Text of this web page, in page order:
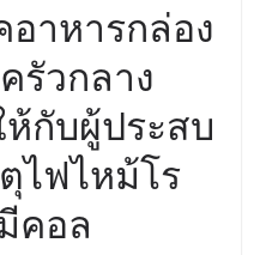
าหารกล่อง
รัวกลาง
กับผู้ประสบ
ไฟไหม้โร
คอล